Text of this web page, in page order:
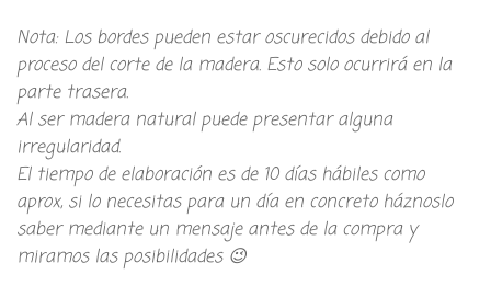
Nota: Los bordes pueden estar oscurecidos debido al
proceso del corte de la madera. Esto solo ocurrirá en la
parte trasera.
Al ser madera natural puede presentar alguna
irregularidad.
El tiempo de elaboración es de 10 días hábiles como
aprox, si lo necesitas para un día en concreto háznoslo
saber mediante un mensaje antes de la compra y
miramos las posibilidades 😉